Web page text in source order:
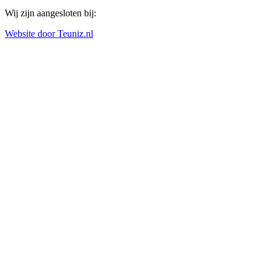
Wij zijn aangesloten bij:
Website door Teuniz.nl